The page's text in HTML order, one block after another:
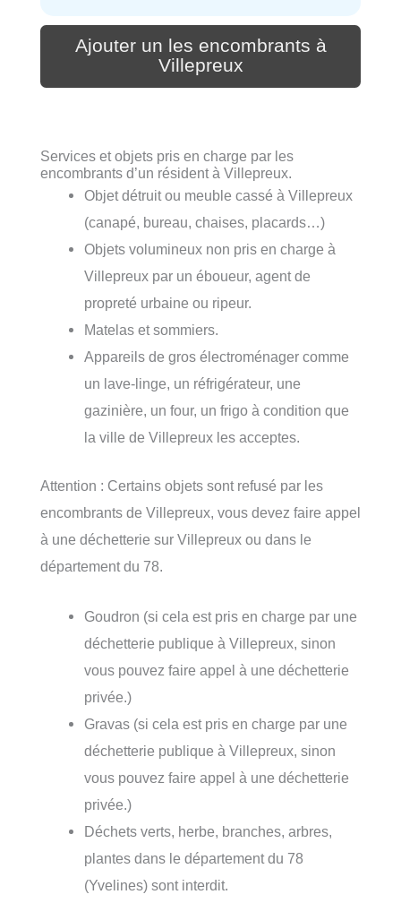
Ajouter un les encombrants à
Villepreux
Services et objets pris en charge par les
encombrants d’un résident à Villepreux.
Objet détruit ou meuble cassé à Villepreux
(canapé, bureau, chaises, placards…)
Objets volumineux non pris en charge à
Villepreux par un éboueur, agent de
propreté urbaine ou ripeur.
Matelas et sommiers.
Appareils de gros électroménager comme
un lave-linge, un réfrigérateur, une
gazinière, un four, un frigo à condition que
la ville de Villepreux les acceptes.
Attention : Certains objets sont refusé par les
encombrants de Villepreux, vous devez faire appel
à une déchetterie sur Villepreux ou dans le
département du 78.
Goudron (si cela est pris en charge par une
déchetterie publique à Villepreux, sinon
vous pouvez faire appel à une déchetterie
privée.)
Gravas (si cela est pris en charge par une
déchetterie publique à Villepreux, sinon
vous pouvez faire appel à une déchetterie
privée.)
Déchets verts, herbe, branches, arbres,
plantes dans le département du 78
(Yvelines) sont interdit.